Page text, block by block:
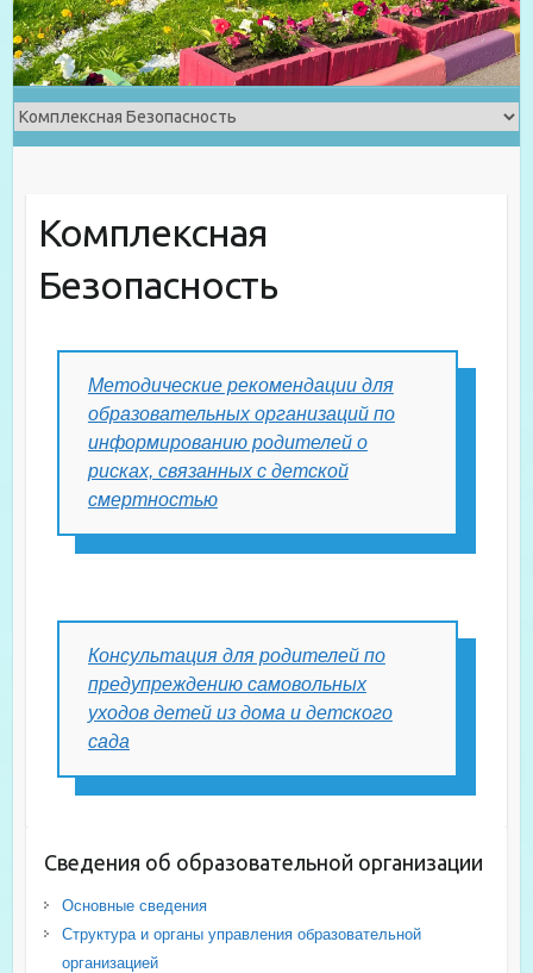
Комплексная
Безопасность
Методические рекомендации для
образовательных организаций по
информированию родителей о
рисках, связанных с детской
смертностью
Консультация для родителей по
предупреждению самовольных
уходов детей из дома и детского
сада
Сведения об образовательной организации
Основные сведения
Структура и органы управления образовательной
организацией